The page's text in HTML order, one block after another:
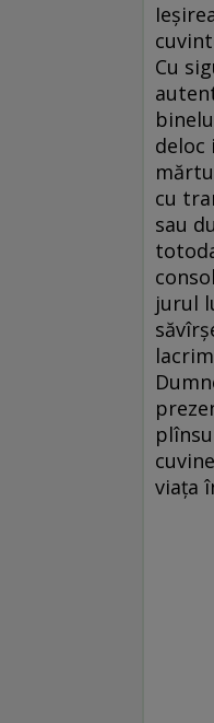
Cu
deloc
cu
sau
jurul
viața